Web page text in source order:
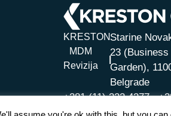
KRESTON
MDM
Revizija
Starine
23 (Business
Garden),
Belgrade
+381 (11) 323 4377,